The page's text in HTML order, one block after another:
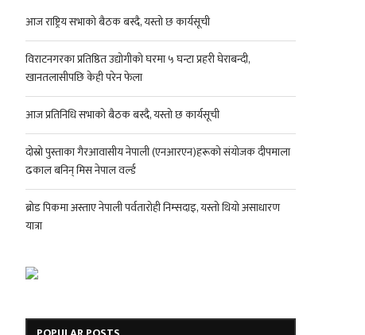
आज राष्ट्रिय सभाको बैठक बस्दै, यस्तो छ कार्यसूची
विराटनगरका प्रतिष्ठित उद्योगीको घरमा ५ घन्टा प्रहरी घेराबन्दी,
खानतलासीपछि केही परेन फेला
आज प्रतिनिधि सभाको बैठक बस्दै, यस्तो छ कार्यसूची
दोस्रो पुस्ताका गैरआवासीय नेपाली (एनआरएन)हरूको संयोजक दीपमाला
ढकाल बनिन् मिस नेपाल वर्ल्ड
ब्रोड पिकमा अस्ताए नेपाली पर्वतारोही निम्सदाइ, यस्तो थियो असाधारण
यात्रा